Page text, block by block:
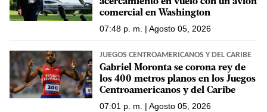
comercial en Washington
07:48 p. m. | Agosto 05, 2026
JUEGOS CENTROAMERICANOS Y DEL CARIBE
Gabriel Moronta se corona rey de
los 400 metros planos en los Juegos
Centroamericanos y del Caribe
07:01 p. m. | Agosto 05, 2026